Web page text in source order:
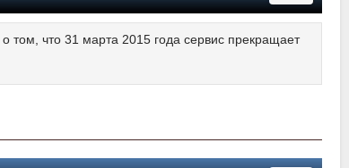
том, что 31 марта 2015 года сервис прекращает